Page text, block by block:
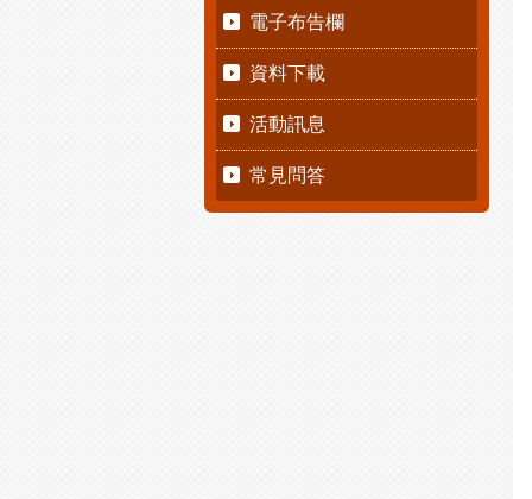
電子布告欄
資料下載
活動訊息
常見問答